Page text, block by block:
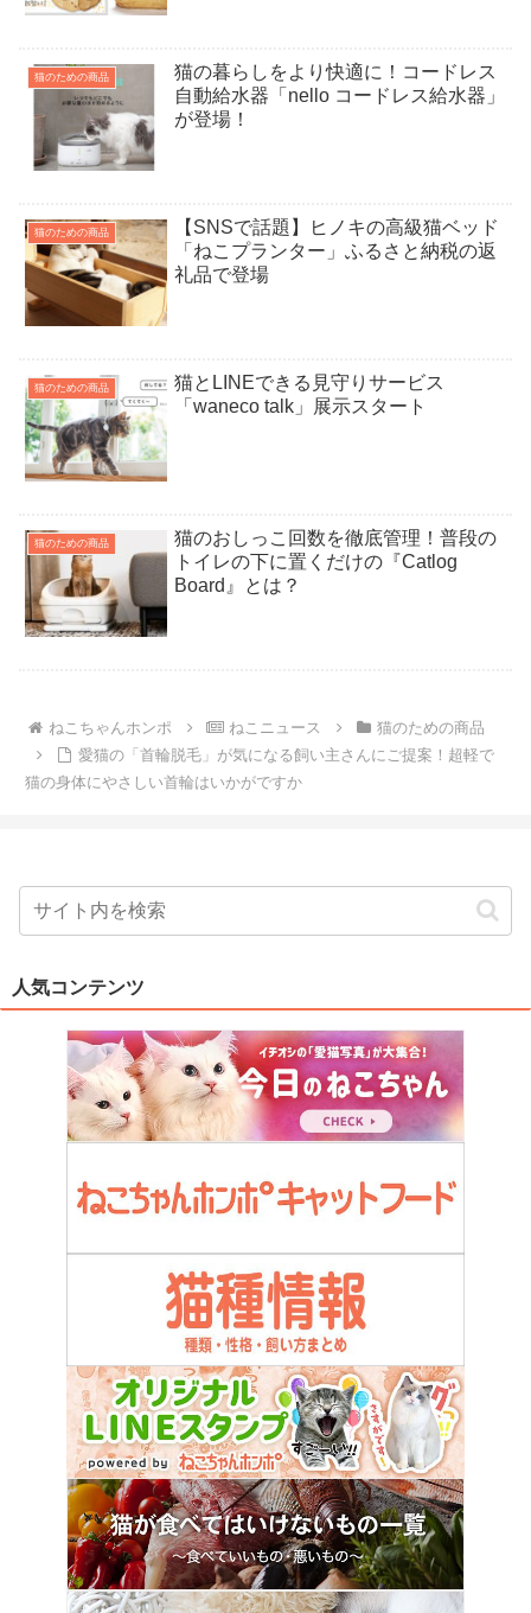
猫のための商品
猫の暮らしをより快適に！コードレス
自動給水器「nello コードレス給水器」
が登場！
猫のための商品
【SNSで話題】ヒノキの高級猫ベッド
「ねこプランター」ふるさと納税の返
礼品で登場
猫のための商品
猫とLINEできる見守りサービス
「waneco talk」展示スタート
猫のための商品
猫のおしっこ回数を徹底管理！普段の
トイレの下に置くだけの『Catlog
Board』とは？
ねこちゃんホンポ ねこニュース
猫のための商品
愛猫の「首輪脱毛」が気になる飼い主さんにご提案！超軽で
猫の身体にやさしい首輪はいかがですか
人気コンテンツ